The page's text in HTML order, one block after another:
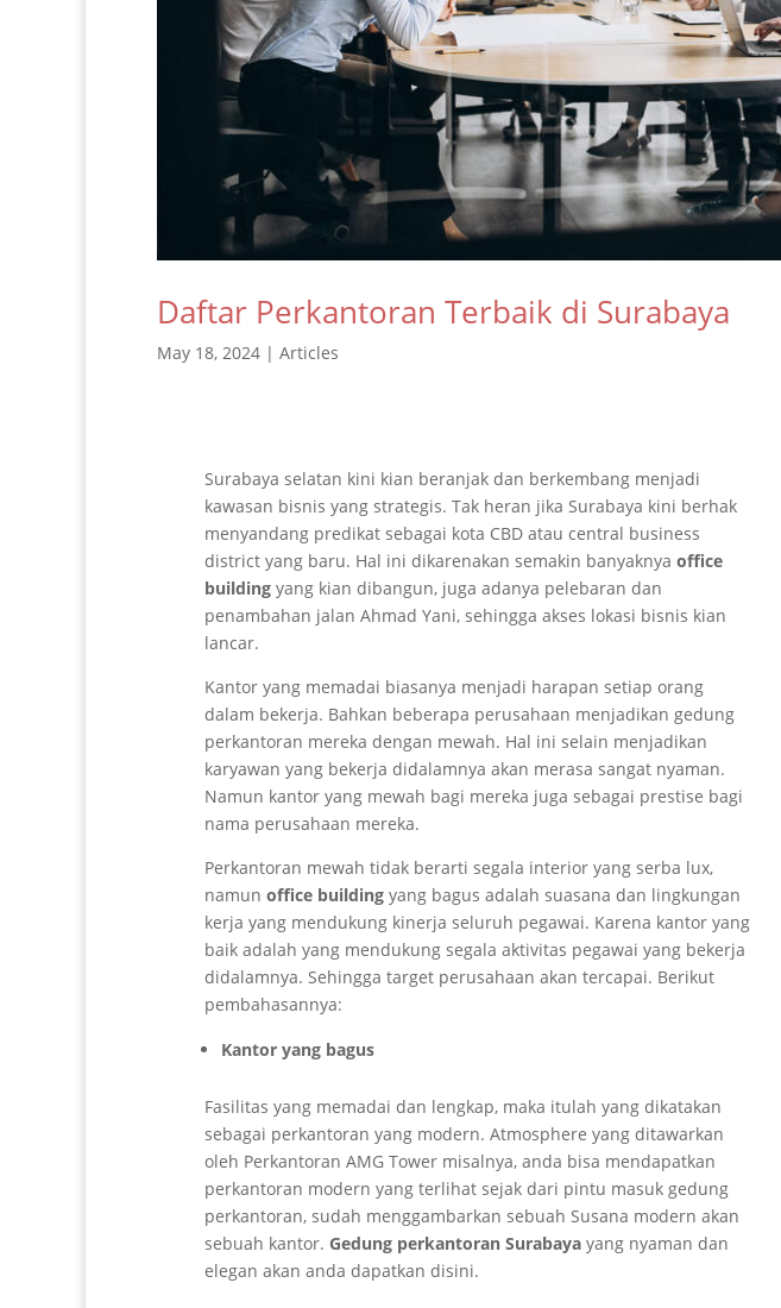
Daftar Perkantoran Terbaik di Surabaya
May 18, 2024 | Articles
Surabaya selatan kini kian beranjak dan berkembang menjadi
kawasan bisnis yang strategis. Tak heran jika Surabaya kini berhak
menyandang predikat sebagai kota CBD atau central business
district yang baru. Hal ini dikarenakan semakin banyaknya office
buildingyang kian dibangun, juga adanya pelebaran dan
penambahan jalan Ahmad Yani, sehingga akses lokasi bisnis kian
lancar.
Kantor yang memadai biasanya menjadi harapan setiap orang
dalam bekerja. Bahkan beberapa perusahaan menjadikan gedung
perkantoran mereka dengan mewah. Hal ini selain menjadikan
karyawan yang bekerja didalamnya akan merasa sangat nyaman.
Namun kantor yang mewah bagi mereka juga sebagai prestise bagi
nama perusahaan mereka.
Perkantoran mewah tidak berarti segala interior yang serba lux,
namun office buildingyang bagus adalah suasana dan lingkungan
kerja yang mendukung kinerja seluruh pegawai. Karena kantor yang
baik adalah yang mendukung segala aktivitas pegawai yang bekerja
didalamnya. Sehingga target perusahaan akan tercapai. Berikut
pembahasannya:
Kantor yang bagus
Fasilitas yang memadai dan lengkap, maka itulah yang dikatakan
sebagai perkantoran yang modern. Atmosphere yang ditawarkan
oleh Perkantoran AMG Tower misalnya, anda bisa mendapatkan
perkantoran modern yang terlihat sejak dari pintu masuk gedung
perkantoran, sudah menggambarkan sebuah Susana modern akan
sebuah kantor. Gedung perkantoran Surabaya yang nyaman dan
elegan akan anda dapatkan disini.